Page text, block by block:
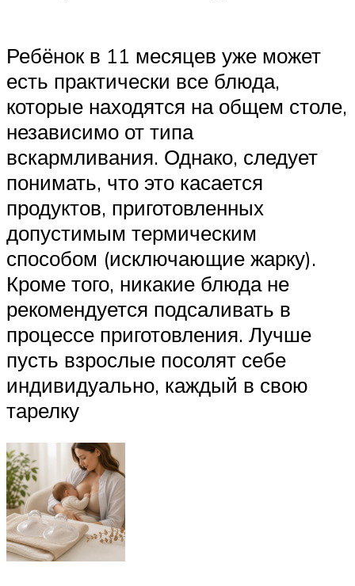
Ребёнок в 11 месяцев уже может
есть практически все блюда,
которые находятся на общем столе,
независимо от типа
вскармливания. Однако, следует
понимать, что это касается
продуктов, приготовленных
допустимым термическим
способом (исключающие жарку).
Кроме того, никакие блюда не
рекомендуется подсаливать в
процессе приготовления. Лучше
пусть взрослые посолят себе
индивидуально, каждый в свою
тарелку